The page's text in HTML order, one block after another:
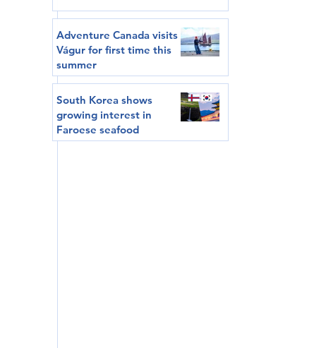
Adventure Canada visits
Vágur for first time this
summer
South Korea shows
growing interest in
Faroese seafood